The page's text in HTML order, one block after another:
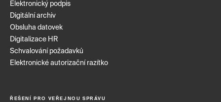
Elektronický podpis
Digitální archiv
Obsluha datovek
Digitalizace HR
Schvalování požadavků
Elektronické autorizační razítko
ŘEŠENÍ PRO VEŘEJNOU SPRÁVU